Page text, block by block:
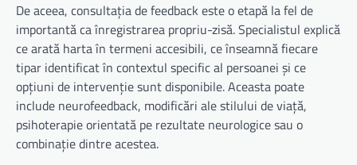
De aceea, consultația de feedback este o etapă la fel de
importantă ca înregistrarea propriu-zisă. Specialistul explică
ce arată harta în termeni accesibili, ce înseamnă fiecare
tipar identificat în contextul specific al persoanei și ce
opțiuni de intervenție sunt disponibile. Aceasta poate
include neurofeedback, modificări ale stilului de viață,
psihoterapie orientată pe rezultate neurologice sau o
combinație dintre acestea.